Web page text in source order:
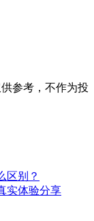
参考，不作为投
区别？
实体验分享